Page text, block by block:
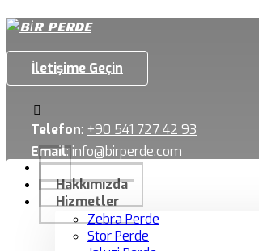
İletişime Geçin
Telefon: +90 541 727 42 93
Email:info@birperde.com
Hakkımızda
Hizmetler
Zebra Perde
Stor Perde